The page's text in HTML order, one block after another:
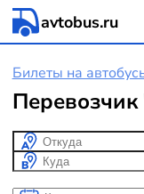
avtobus.ru
Билеты на
Откуда
Куда
Когда